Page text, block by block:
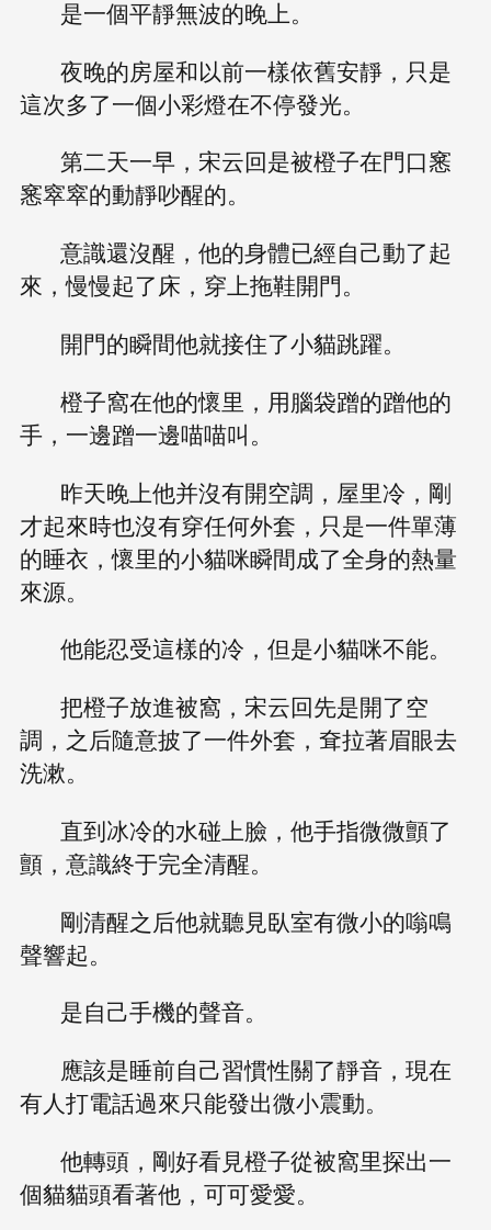
是一個平靜無波的晚上。
夜晚的房屋和以前一樣依舊安靜，只是
這次多了一個小彩燈在不停發光。
第二天一早，宋云回是被橙子在門口窸
窸窣窣的動靜吵醒的。
意識還沒醒，他的身體已經自己動了起
來，慢慢起了床，穿上拖鞋開門。
開門的瞬間他就接住了小貓跳躍。
橙子窩在他的懷里，用腦袋蹭的蹭他的
手，一邊蹭一邊喵喵叫。
昨天晚上他并沒有開空調，屋里冷，剛
才起來時也沒有穿任何外套，只是一件單薄
的睡衣，懷里的小貓咪瞬間成了全身的熱量
來源。
他能忍受這樣的冷，但是小貓咪不能。
把橙子放進被窩，宋云回先是開了空
調，之后隨意披了一件外套，耷拉著眉眼去
洗漱。
直到冰冷的水碰上臉，他手指微微顫了
顫，意識終于完全清醒。
剛清醒之后他就聽見臥室有微小的嗡鳴
聲響起。
是自己手機的聲音。
應該是睡前自己習慣性關了靜音，現在
有人打電話過來只能發出微小震動。
他轉頭，剛好看見橙子從被窩里探出一
個貓貓頭看著他，可可愛愛。